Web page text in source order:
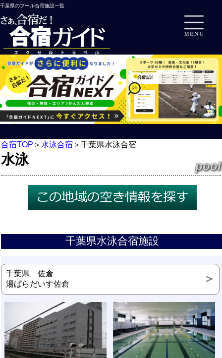
千葉県のプール合宿施設一覧
合宿TOP ＞ 水泳合宿 ＞ 千葉県水泳合宿
水泳 pool
千葉県水泳合宿施設
千葉県 佐倉
湯ぱらだいす佐倉